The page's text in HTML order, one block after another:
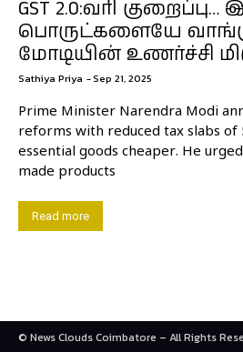
GST 2.0:வரி குறைப்பு…
பொருட்களையே
மோடியின் உணர்ச்சி
Sathiya Priya -Sep 21, 2025
Prime Minister Narendra Modi
reforms with reduced tax slabs of
essential goods cheaper. He
made products
Read more
© News Clouds Coimbatore – All Rights